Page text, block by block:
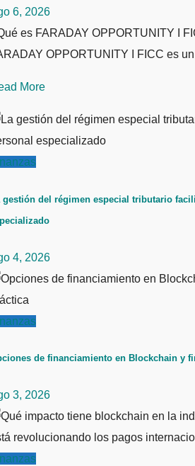
6, 2026
es FARADAY OPPORTUNITY I
OPPORTUNITY I FICC es
More
gestión del régimen especial tributario
4, 2026
de financiamiento en Blockchain y
3, 2026